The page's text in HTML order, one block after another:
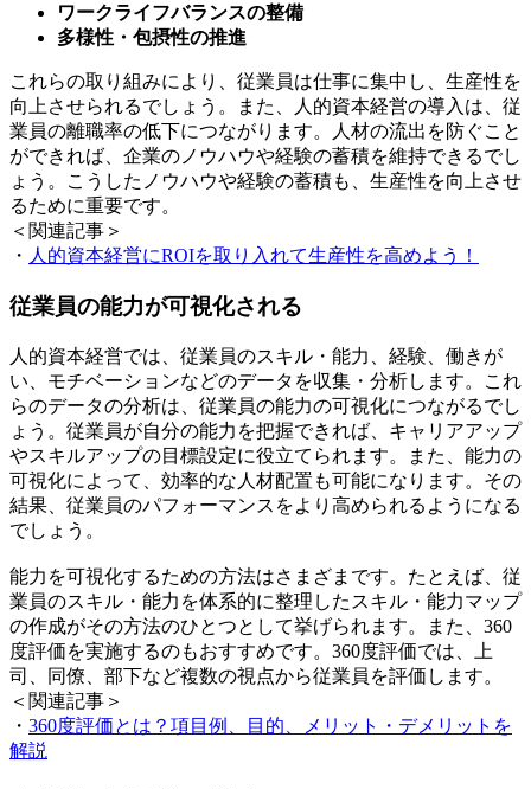
ワークライフバランスの整備
多様性・包摂性の推進
これらの取り組みにより、従業員は仕事に集中し、生産性を
向上させられるでしょう。また、人的資本経営の導入は、従
業員の離職率の低下につながります。人材の流出を防ぐこと
ができれば、企業のノウハウや経験の蓄積を維持できるでし
ょう。こうしたノウハウや経験の蓄積も、生産性を向上させ
るために重要です。
＜関連記事＞
・ 人的資本経営にROIを取り入れて生産性を高めよう！
従業員の能力が可視化される
人的資本経営では、従業員のスキル・能力、経験、働きが
い、モチベーションなどのデータを収集・分析します。これ
らのデータの分析は、従業員の能力の可視化につながるでし
ょう。従業員が自分の能力を把握できれば、キャリアアップ
やスキルアップの目標設定に役立てられます。また、能力の
可視化によって、効率的な人材配置も可能になります。その
結果、従業員のパフォーマンスをより高められるようになる
でしょう。
能力を可視化するための方法はさまざまです。たとえば、従
業員のスキル・能力を体系的に整理したスキル・能力マップ
の作成がその方法のひとつとして挙げられます。また、360
度評価を実施するのもおすすめです。360度評価では、上
司、同僚、部下など複数の視点から従業員を評価します。
＜関連記事＞
・ 360度評価とは？項目例、目的、メリット・デメリットを
解説